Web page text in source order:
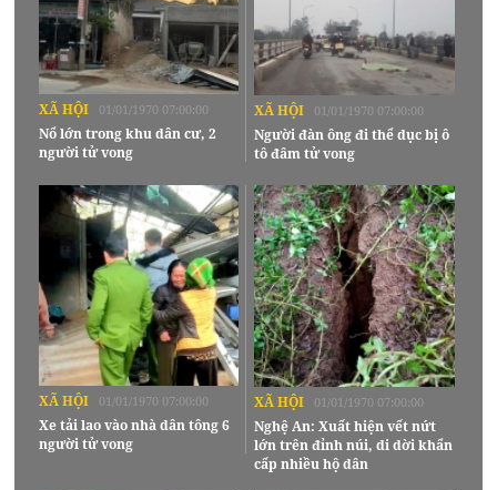
XÃ HỘI 01/01/1970 07:00:00
Nổ lớn trong khu dân cư, 2
người tử vong
XÃ HỘI 01/01/1970 07:00:00
Người đàn ông đi thể dục bị ô
tô đâm tử vong
XÃ HỘI 01/01/1970 07:00:00
Xe tải lao vào nhà dân tông 6
người tử vong
XÃ HỘI 01/01/1970 07:00:00
Nghệ An: Xuất hiện vết nứt
lớn trên đỉnh núi, di dời khẩn
cấp nhiều hộ dân